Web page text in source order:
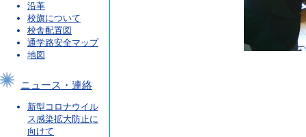
沿革
校旗について
校舎配置図
通学路安全マップ
地図
ニュース・連絡
新型コロナウイル
ス感染拡大防止に
向けて